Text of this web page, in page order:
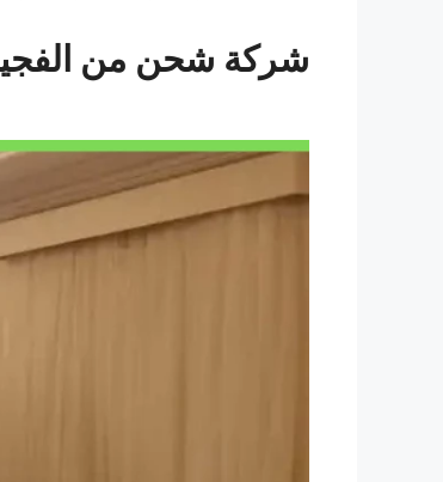
شركة شحن من